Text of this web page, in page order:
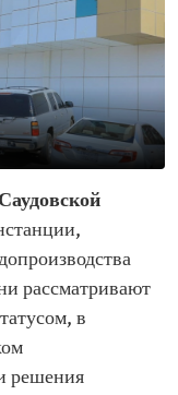
рассматривают
в
решения